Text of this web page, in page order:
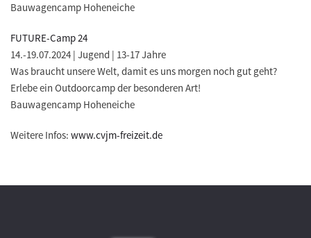
Bauwagencamp Hoheneiche
FUTURE-Camp 24
14.-19.07.2024 | Jugend | 13-17 Jahre
Was braucht unsere Welt, damit es uns morgen noch gut geht?
Erlebe ein Outdoorcamp der besonderen Art!
Bauwagencamp Hoheneiche
Weitere Infos: www.cvjm-freizeit.de